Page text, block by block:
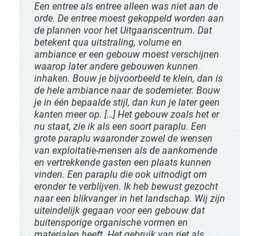
Een entree als entree alleen was niet aan de
orde. De entree moest gekoppeld worden aan
de plannen voor het Uitgaanscentrum. Dat
betekent qua uitstraling, volume en
ambiance er een gebouw moest verschijnen
waarop later andere gebouwen kunnen
inhaken. Bouw je bijvoorbeeld te klein, dan is
de hele ambiance naar de sodemieter. Bouw
je in één bepaalde stijl, dan kun je later geen
kanten meer op. […] Het gebouw zoals het er
nu staat, zie ik als een soort paraplu. Een
grote paraplu waaronder zowel de wensen
van exploitatie-mensen als de aankomende
en vertrekkende gasten een plaats kunnen
vinden. Een paraplu die ook uitnodigt om
eronder te verblijven. Ik heb bewust gezocht
naar een blikvanger in het landschap. Wij zijn
uiteindelijk gegaan voor een gebouw dat
buitensporige organische vormen en